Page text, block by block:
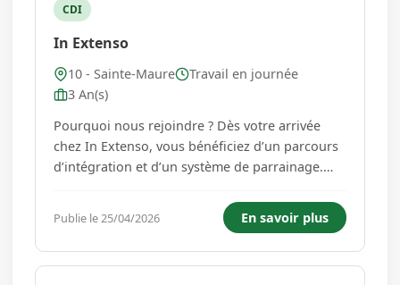
CDI
In Extenso
10 - Sainte-Maure
Travail en journée
3 An(s)
Pourquoi nous rejoindre ? Dès votre arrivée
chez In Extenso, vous bénéficiez d’un parcours
d’intégration et d’un système de parrainage.
remboursement des frais de transports en
commun et mobi...
Publie le 25/04/2026 En savoir plus